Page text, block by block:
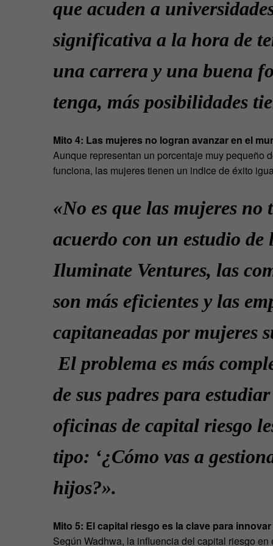
que acuden a
significativa a la hora de
una carrera y una buena
tenga, más posibilidades
Mito 4: Las mujeres no logran avanzar en el
Aunque representan un porcentaje muy pequeño
funciona, las mujeres tienen un indice de éxito
«No es que las mujeres
acuerdo con un estudio de
Iluminate Ventures, las
son más eficientes y las
capitaneadas por mujeres
El problema es más
de sus padres para
oficinas de capital riesgo
tipo: ‘¿Cómo vas a
hijos?».
Mito 5: El capital riesgo es la clave para innovar
Según Wadhwa, la influencia del capital riesgo